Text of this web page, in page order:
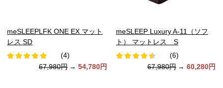
meSLEEPLFK ONE EX マット
レス SD
(4)
67,980円 → 54,780円
meSLEEP Luxury A-11（ソフ
ト） マットレス S
(6)
67,980円 → 60,280円